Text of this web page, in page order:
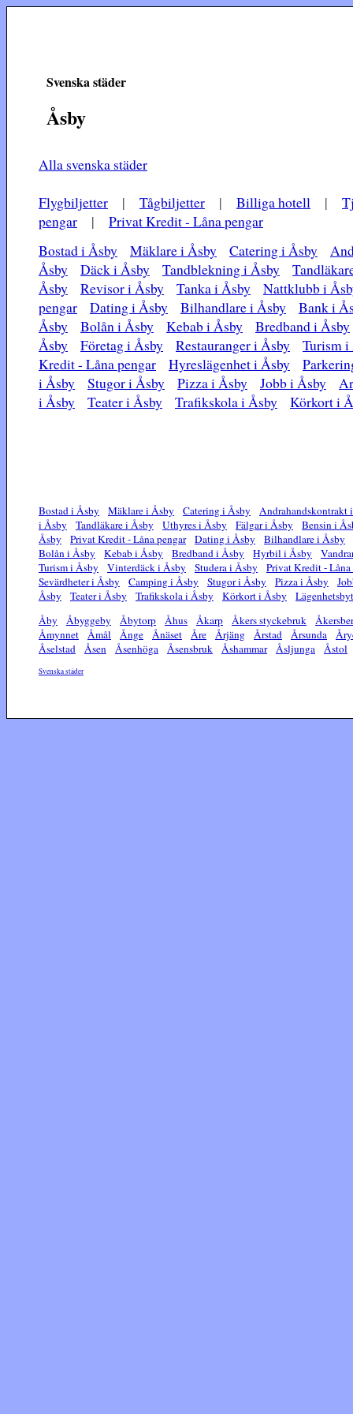
Svenska städer
Åsby
Alla svenska städer
Flygbiljetter | Tågbiljetter | Billiga hotell |
pengar | Privat Kredit - Låna pengar
Bostad i Åsby
Mäklare i Åsby Catering i Åsby
Åsby
Däck i Åsby Tandblekning i Åsby
Åsby
Revisor i Åsby Tanka i Åsby
Nattklubb i
pengar
Dating i Åsby Bilhandlare i Åsby
Bank i
Åsby
Bolån i Åsby Kebab i Åsby
Bredband i Åsby
Åsby
Företag i Åsby Restauranger i Åsby
Turism i
Kredit - Låna pengar
Hyreslägenhet i Åsby
i Åsby
Stugor i Åsby Pizza i Åsby Jobb i Åsby
i Åsby
Teater i Åsby Trafikskola i Åsby Körkort i
Bostad i Åsby Mäklare i Åsby Catering i Åsby
Andrahandskontrakt
i Åsby
Tandläkare i Åsby Uthyres i Åsby Fälgar i Åsby
Bensin i
Åsby
Privat Kredit - Låna pengar Dating i Åsby
Bilhandlare i Åsby
Bolån i Åsby
Kebab i Åsby Bredband i Åsby Hyrbil i Åsby
Turism i Åsby
Vinterdäck i Åsby Studera i Åsby
Privat Kredit - Låna
Sevärdheter i Åsby
Camping i Åsby Stugor i Åsby Pizza i Åsby
Åsby
Teater i Åsby Trafikskola i Åsby Körkort i Åsby
Åby
Åbyggeby Åbytorp Åhus Åkarp Åkers styckebruk
Åmynnet
Åmål Ånge Ånäset Åre Årjäng Årstad Årsunda
Åselstad
Åsen Åsenhöga Åsensbruk Åshammar Åsljunga Åstol
Svenska städer